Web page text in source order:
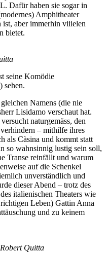
Dafür haben sie sogar in
Amphitheater
ist, aber immerhin viiielen
bietet.
seine Komödie
sehen.
Namens (die nie
Lisidamo verschaut hat.
naturgemäss, den
– mithilfe ihres
als Càsina und kommt statt
so wahnsinnig lustig sein soll,
Transe reinfällt und warum
auf die Schenkel
unverständlich und
dieser Abend – trotz des
italienischen Theaters wie
Leben) Gattin Anna
und zu keinem
Quitta